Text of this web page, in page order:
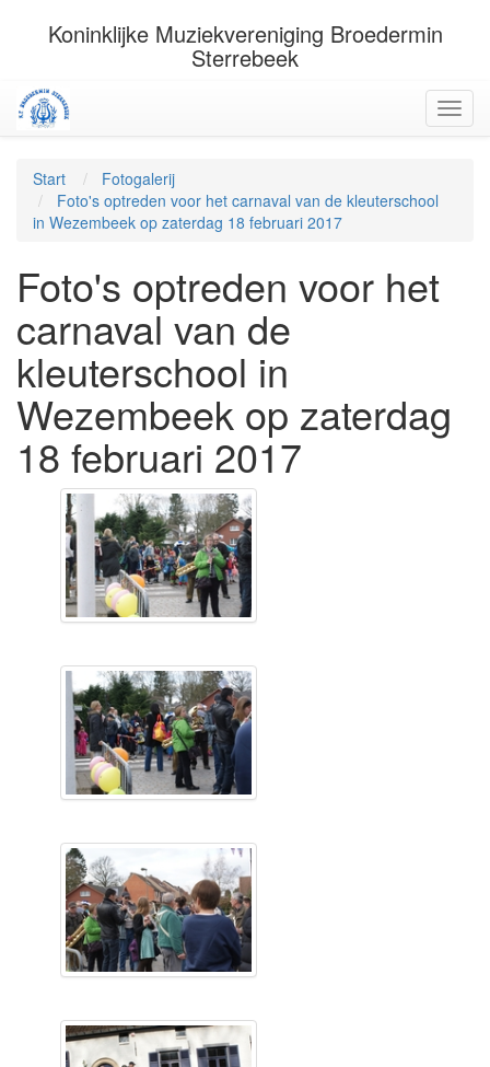
Koninklijke Muziekvereniging Broedermin
Sterrebeek
Start
Fotogalerij
Foto's optreden voor het carnaval van de kleuterschool
in Wezembeek op zaterdag 18 februari 2017
Foto's optreden voor het
carnaval van de
kleuterschool in
Wezembeek op zaterdag
18 februari 2017